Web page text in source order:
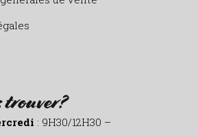
trouver?
: 9H30/12H30 –